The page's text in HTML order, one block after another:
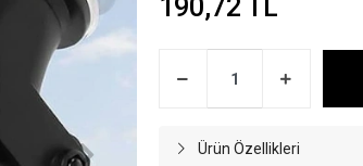
190,72 TL
Ürün Özellikleri